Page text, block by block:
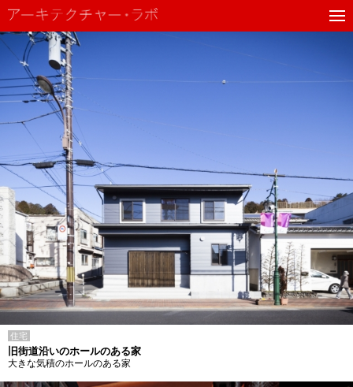
住宅
旧街道沿いのホールのある家
大きな気積のホールのある家